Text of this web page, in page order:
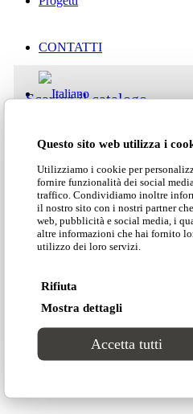
Questo sito web utilizza i
Utilizziamo i cookie per
fornire funzionalità dei social
traffico. Condividiamo inoltre
il nostro sito con i nostri partner
web, pubblicità e social media, i
altre informazioni che hai fornito
utilizzo dei loro servizi.
Rifiuta
Mostra dettagli
Accetta tutti
CONTATTI
Area clienti
Search Site
Scarica il catalogo
Scarica la scheda tecnica
Scarica 2D/3D
La collezione è ignifuga